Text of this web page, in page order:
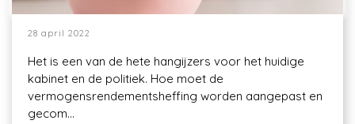
28 april 2022
Het is een van de hete hangijzers voor het huidige
kabinet en de politiek. Hoe moet de
vermogensrendementsheffing worden aangepast en
gecom...